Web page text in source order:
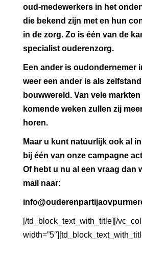
oud-medewerkers in het
die bekend zijn met en hun
in de zorg. Zo is één van de
specialist ouderenzorg.
Een ander is oudondernemer
weer een ander is als
bouwwereld. Van vele
komende weken zullen zij
horen.
Maar u kunt natuurlijk ook al
bij één van onze campagne
Of hebt u nu al een vraag dan
mail naar:
[/td_block_text_with_title][/